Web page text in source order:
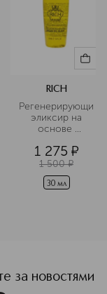
RICH
Регенерирующий
эликсир на
основе
масла в
дорожном
формате
1 275 ¤
1 500 ¤
30 мл
за новостями